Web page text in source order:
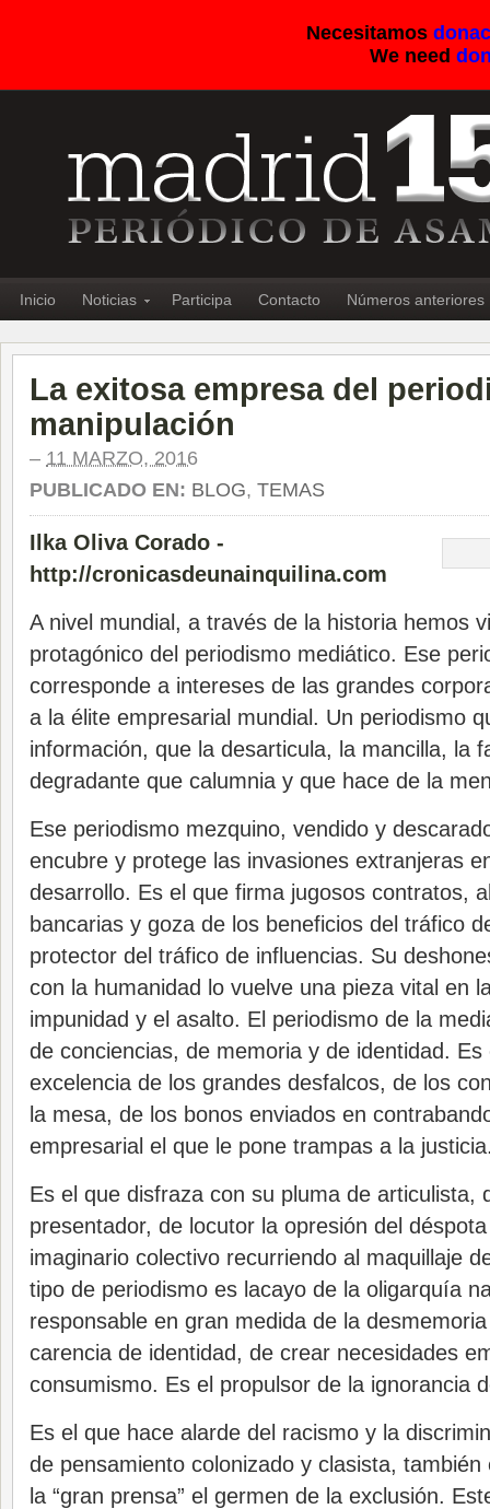
Necesitamos
We need
Inicio Noticias Participa Contacto Números anteriores
La exitosa empresa del
manipulación
– 11 MARZO, 2016
PUBLICADO EN: BLOG, TEMAS
Ilka Oliva Corado -
http://cronicasdeunainquilina.com
A nivel mundial, a través de la historia hemos
protagónico del periodismo mediático. Ese
corresponde a intereses de las grandes
a la élite empresarial mundial. Un periodismo
información, que la desarticula, la mancilla, la
degradante que calumnia y que hace de la
Ese periodismo mezquino, vendido y
encubre y protege las invasiones extranjeras
desarrollo. Es el que firma jugosos contratos,
bancarias y goza de los beneficios del tráfico
protector del tráfico de influencias. Su
con la humanidad lo vuelve una pieza vital en
impunidad y el asalto. El periodismo de la
de conciencias, de memoria y de identidad.
excelencia de los grandes desfalcos, de los
la mesa, de los bonos enviados en
empresarial el que le pone trampas a la
Es el que disfraza con su pluma de articulista,
presentador, de locutor la opresión del
imaginario colectivo recurriendo al maquillaje
tipo de periodismo es lacayo de la oligarquía
responsable en gran medida de la
carencia de identidad, de crear necesidades
consumismo. Es el propulsor de la ignorancia
Es el que hace alarde del racismo y la
de pensamiento colonizado y clasista,
la “gran prensa” el germen de la exclusión.